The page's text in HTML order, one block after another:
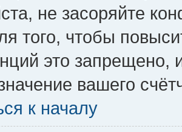
не засоряйте
того, чтобы
это запрещено,
вашего
к началу